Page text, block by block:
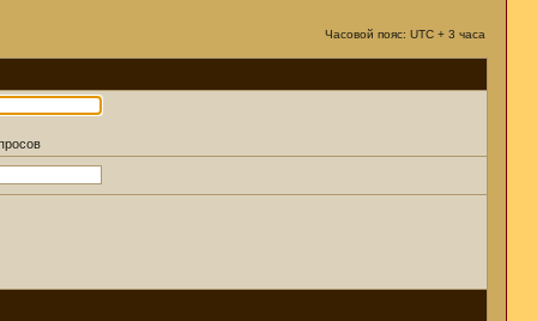
Часовой пояс: UTC + 3 часа